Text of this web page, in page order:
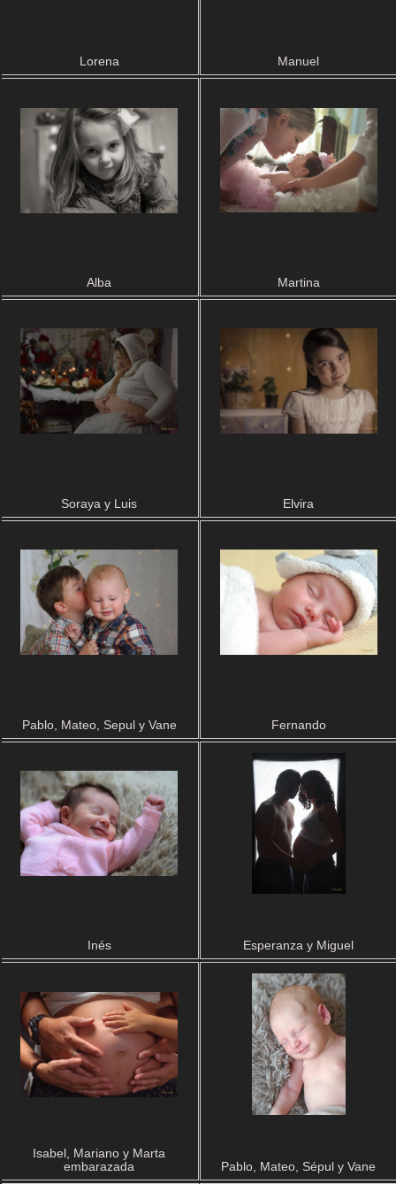
Lorena Manuel
Alba Martina
Soraya y Luis Elvira
Pablo, Mateo, Sepul y Vane Fernando
Inés Esperanza y Miguel
Isabel, Mariano y Marta
embarazada
Pablo, Mateo, Sépul y Vane